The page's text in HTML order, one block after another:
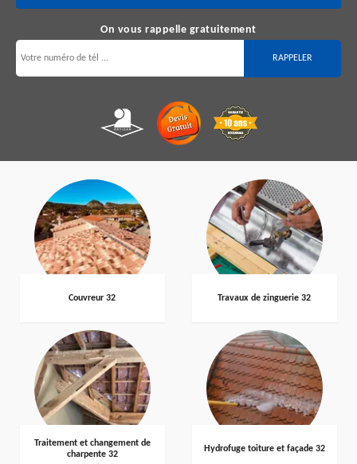
On vous rappelle gratuitement
Couvreur 32 Travaux de zinguerie 32
Traitement et changement de
charpente 32
Hydrofuge toiture et façade 32